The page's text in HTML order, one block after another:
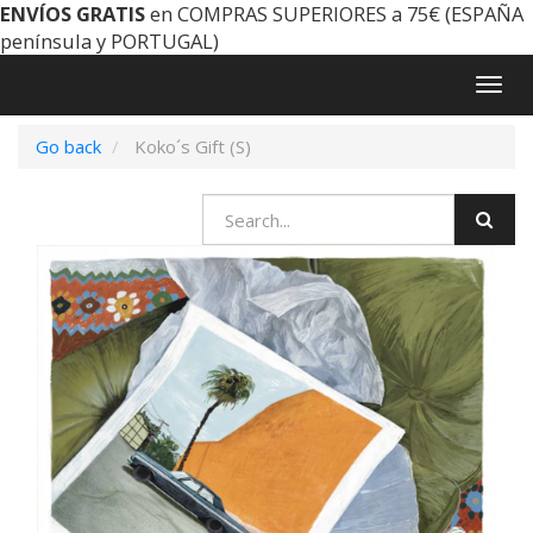
ENVÍOS GRATISen COMPRAS SUPERIORES a 75€ (ESPAÑA
península y PORTUGAL)
Go back
Koko´s Gift (S)